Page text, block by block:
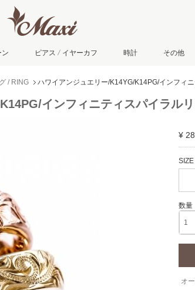
ピアス / イヤーカフ 時計 その他
/ RING ハワイアンジュエリー/K14YG/K14PG/インフィ
インフィニティスパイラル
¥
オ